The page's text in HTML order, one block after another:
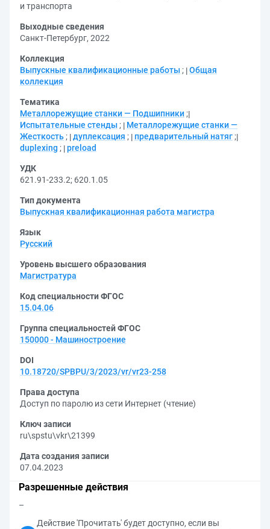
и транспорта
Выходные сведения
Санкт-Петербург, 2022
Коллекция
Выпускные квалификационные работы ; Общая
коллекция
Тематика
Металлорежущие станки — Подшипники ;
Испытательные стенды ;
Металлорежущие станки —
Жесткость ; дуплексация ; предварительный натяг ;
duplexing ; preload
УДК
621.91-233.2; 620.1.05
Тип документа
Выпускная квалификационная работа магистра
Язык
Русский
Уровень высшего образования
Магистратура
Код специальности ФГОС
15.04.06
Группа специальностей ФГОС
150000 - Машиностроение
DOI
10.18720/SPBPU/3/2023/vr/vr23-258
Права доступа
Доступ по паролю из сети Интернет (чтение)
Ключ записи
ru\spstu\vkr\21399
Дата создания записи
07.04.2023
Разрешенные действия
–
Действие 'Прочитать' будет доступно, если вы